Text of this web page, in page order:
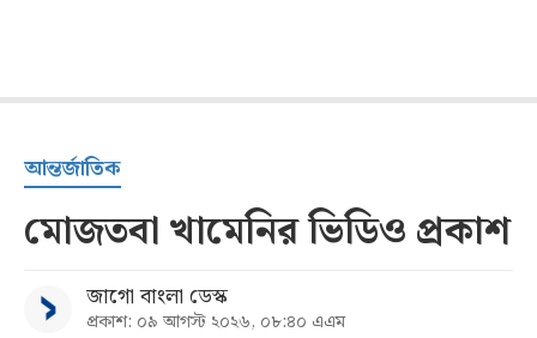
আন্তর্জাতিক
মোজতবা খামেনির ভিডিও প্রকাশ
জাগো বাংলা ডেস্ক
প্রকাশ: ০৯ আগস্ট ২০২৬, ০৮:৪০ এএম